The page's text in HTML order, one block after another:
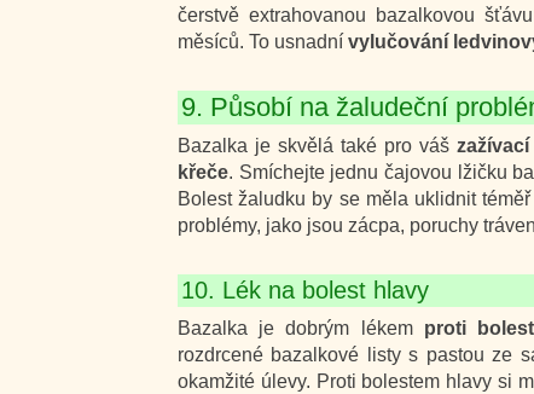
čerstvě extrahovanou bazalkovou
měsíců. To usnadní vylučování
9. Působí na žaludeční
Bazalka je skvělá také pro váš
křeče. Smíchejte jednu čajovou lžičku
Bolest žaludku by se měla uklidnit
problémy, jako jsou zácpa, poruchy
10. Lék na bolest hlavy
Bazalka je dobrým lékem proti
rozdrcené bazalkové listy s pastou ze
okamžité úlevy. Proti bolestem hlavy si